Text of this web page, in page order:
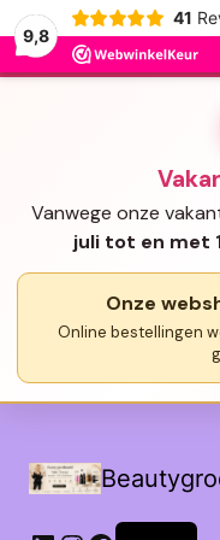
9,8
41
Vanwege onze
juli tot en met
Onze
Online bestellingen